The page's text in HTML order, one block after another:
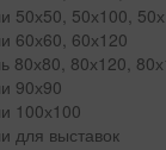
50х50, 50х100,
60х60, 60х120
80х80, 80х120,
90х90
100х100
для выставок